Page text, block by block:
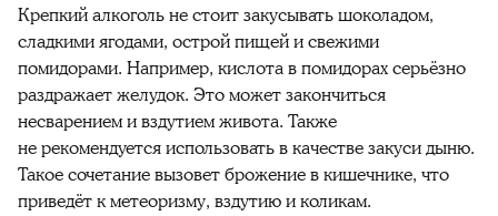
Крепкий алкоголь не стоит закусывать шоколадом,
сладкими ягодами, острой пищей и свежими
помидорами. Например, кислота в помидорах серьёзно
раздражает желудок. Это может закончиться
несварением и вздутием живота. Также
не рекомендуется использовать в качестве закуси дыню.
Такое сочетание вызовет брожение в кишечнике, что
приведёт к метеоризму, вздутию и коликам.